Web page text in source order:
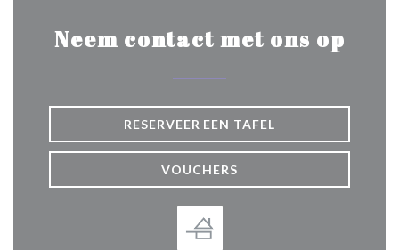
Neem contact met ons op
RESERVEER EEN TAFEL
VOUCHERS